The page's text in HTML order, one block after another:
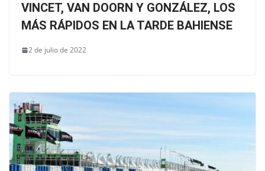
VINCET, VAN DOORN Y GONZÁLEZ, LOS
MÁS RÁPIDOS EN LA TARDE BAHIENSE
2 de julio de 2022